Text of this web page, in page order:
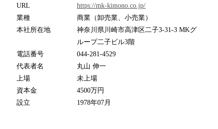
URL
https://mk-kimono.co.jp/
業種
商業（卸売業、小売業）
本社所在地
神奈川県川崎市高津区二子3-31-3 MKグ
ループ二子ビル3階
電話番号
044-281-4529
代表者名
丸山 伸一
上場
未上場
資本金
4500万円
設立
1978年07月